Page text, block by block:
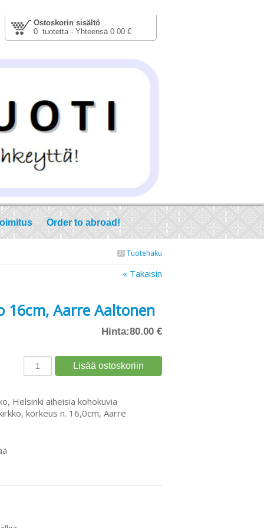
Ostoskorin sisältö
0 tuotetta - Yhteensä 0.00 €
Order to abroad!
Tuotehaku
« Takaisin
16cm, Aarre Aaltonen
Hinta:80.00 €
Helsinki aiheisia kohokuvia
korkeus n. 16,0cm, Aarre